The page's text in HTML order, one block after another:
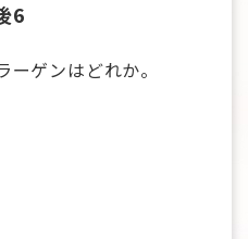
6
ゲンはどれか。